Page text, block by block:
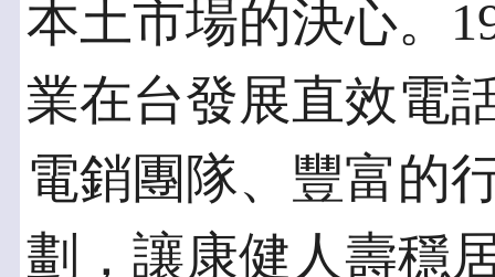
本土市場的決心。
業在台發展直效電
電銷團隊、豐富的
劃，讓康健人壽穩